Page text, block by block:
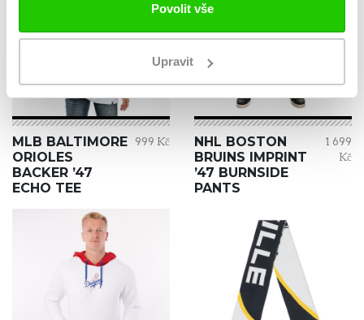
Povolit vše
Upravit
MLB BALTIMORE
ORIOLES
BACKER ’47
ECHO TEE
999 Kč
NHL BOSTON
BRUINS IMPRINT
’47 BURNSIDE
PANTS
1 699
Kč